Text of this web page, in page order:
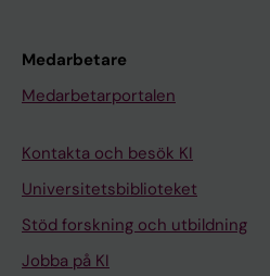
Medarbetare
Medarbetarportalen
Kontakta och besök KI
Universitetsbiblioteket
Stöd forskning och utbildning
Jobba på KI